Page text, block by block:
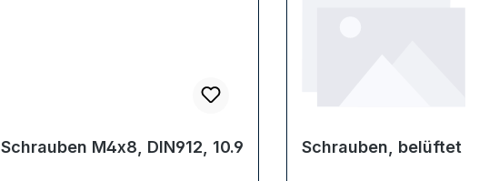
Schrauben M4x8, DIN912, 10.9 Schrauben, belüftet